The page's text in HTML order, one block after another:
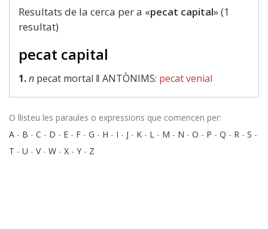
Resultats de la cerca per a «pecat capital» (1
resultat)
pecat capital
1.n pecat mortal ‖ ANTÒNIMS: pecat venial
O llisteu les paraules o expressions que comencen per:
A - B - C - D - E - F - G - H - I - J - K - L - M - N - O - P - Q - R - S -
T - U - V- W - X - Y - Z